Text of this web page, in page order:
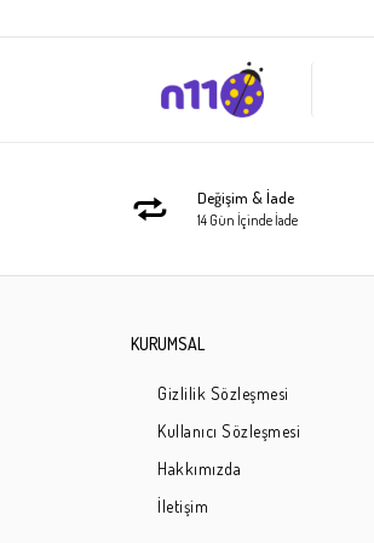
Değişim & İade
14 Gün İçinde İade
KURUMSAL
Gizlilik Sözleşmesi
Kullanıcı Sözleşmesi
Hakkımızda
İletişim